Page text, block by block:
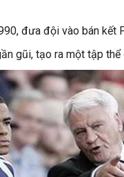
đưa đội vào bán kết
gũi, tạo ra một tập